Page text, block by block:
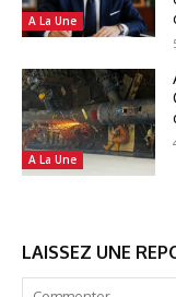
A La Une
A La Une
LAISSEZ UNE